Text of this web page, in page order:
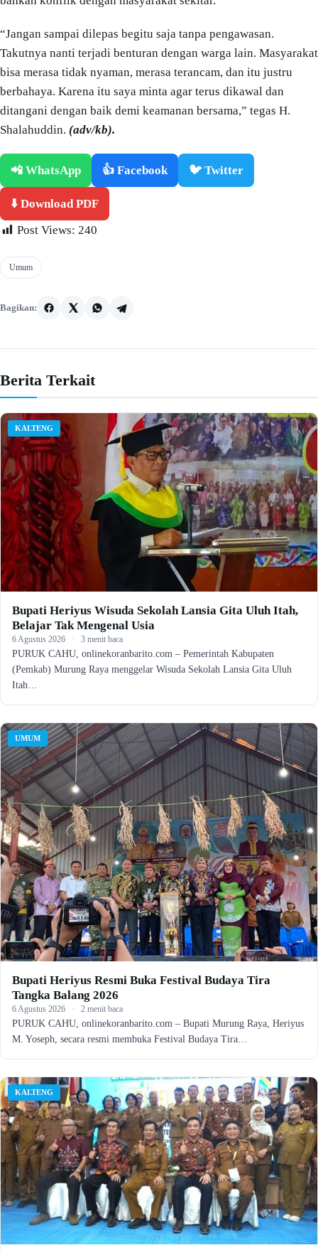
“Jangan sampai dilepas begitu saja tanpa pengawasan.
Takutnya nanti terjadi benturan dengan warga lain. Masyarakat
bisa merasa tidak nyaman, merasa terancam, dan itu justru
berbahaya. Karena itu saya minta agar terus dikawal dan
ditangani dengan baik demi keamanan bersama,” tegas H.
Shalahuddin. (adv/kb).
📲 WhatsApp 👍 Facebook 🐦 Twitter
⬇️ Download PDF
Post Views: 240
Umum
Bagikan:
Berita Terkait
KALTENG
Bupati Heriyus Wisuda Sekolah Lansia Gita Uluh Itah,
Belajar Tak Mengenal Usia
6 Agustus 2026 · 3 menit baca
PURUK CAHU, onlinekoranbarito.com – Pemerintah Kabupaten
(Pemkab) Murung Raya menggelar Wisuda Sekolah Lansia Gita Uluh
Itah…
UMUM
Bupati Heriyus Resmi Buka Festival Budaya Tira
Tangka Balang 2026
6 Agustus 2026 · 2 menit baca
PURUK CAHU, onlinekoranbarito.com – Bupati Murung Raya, Heriyus
M. Yoseph, secara resmi membuka Festival Budaya Tira…
KALTENG